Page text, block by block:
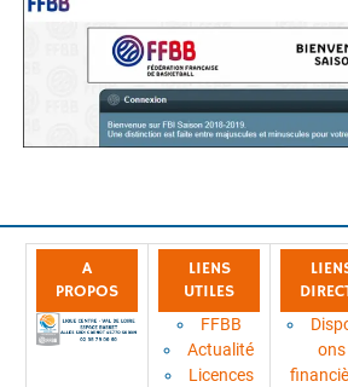
A
PROPOS
LIENS
UTILES
FFBB
Actualité
Licences
ons